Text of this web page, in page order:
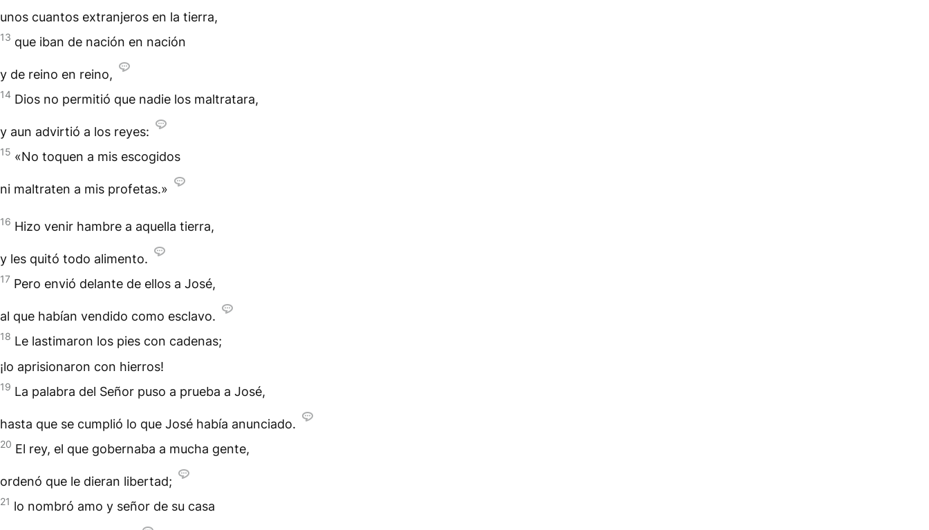
unos cuantos extranjeros en la tierra,
13 que iban de nación en nación
y de reino en reino,
14 Dios no permitió que nadie los maltratara,
y aun advirtió a los reyes:
15 «No toquen a mis escogidos
ni maltraten a mis profetas.»
16 Hizo venir hambre a aquella tierra,
y les quitó todo alimento.
17 Pero envió delante de ellos a José,
al que habían vendido como esclavo.
18 Le lastimaron los pies con cadenas;
¡lo aprisionaron con hierros!
19 La palabra del Señor puso a prueba a José,
hasta que se cumplió lo que José había anunciado.
20 El rey, el que gobernaba a mucha gente,
ordenó que le dieran libertad;
21 lo nombró amo y señor de su casa